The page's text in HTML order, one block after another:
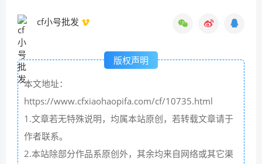
cf小号批发
版权声明
本文地址：
https://www.cfxiaohaopifa.com/cf/10735.html
1.文章若无特殊说明，均属本站原创，若转载文章请于
作者联系。
2.本站除部分作品系原创外，其余均来自网络或其它渠